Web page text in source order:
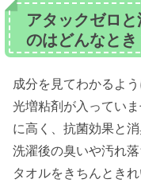
アタックゼロ
のはどんなとき
成分を見てわかるよ
光増粘剤が入ってい
に高く、抗菌効果と
洗濯後の臭いや汚れ
タオルをきちんとき